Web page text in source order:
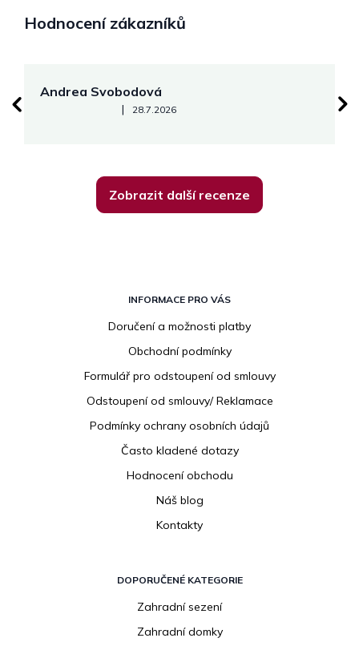
Hodnocení zákazníků
Andrea Svobodová
Hodnocení obchodu je 5 z 5 hvězdiček.
| 28.7.2026
Zobrazit další recenze
INFORMACE PRO VÁS
Doručení a možnosti platby
Obchodní podmínky
Formulář pro odstoupení od smlouvy
Odstoupení od smlouvy/ Reklamace
Podmínky ochrany osobních údajů
Často kladené dotazy
Hodnocení obchodu
Náš blog
Kontakty
DOPORUČENÉ KATEGORIE
Zahradní sezení
Zahradní domky